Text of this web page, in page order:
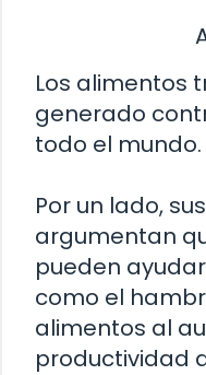
Los alimentos
generado
todo el mundo.
Por un lado,
argumentan
pueden
como el
alimentos al
productividad